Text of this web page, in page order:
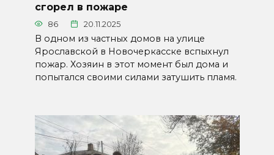
сгорел в пожаре
86 20.11.2025
В одном из частных домов на улице
Ярославской в Новочеркасске вспыхнул
пожар. Хозяин в этот момент был дома и
попытался своими силами затушить пламя.